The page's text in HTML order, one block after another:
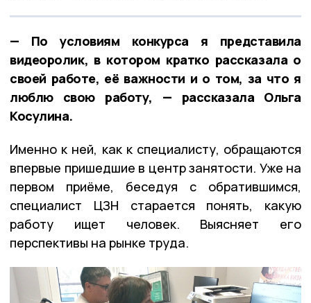
— По условиям конкурса я представила
видеоролик, в котором кратко рассказала о
своей работе, её важности и о том, за что я
люблю свою работу, — рассказала Ольга
Косулина.
Именно к ней, как к специалисту, обращаются
впервые пришедшие в центр занятости. Уже на
первом приёме, беседуя с обратившимся,
специалист ЦЗН старается понять, какую
работу ищет человек. Выясняет его
перспективы на рынке труда.